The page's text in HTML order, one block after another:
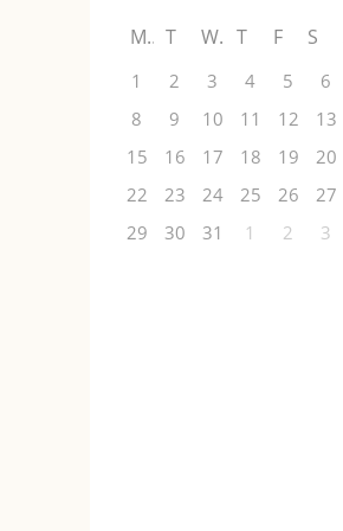
M T W T F S
1 2 3 4 5 6
8
9 10 11 12 13
15
16 17 18 19 20
22
23 24 25 26 27
29
30 31 1 2 3